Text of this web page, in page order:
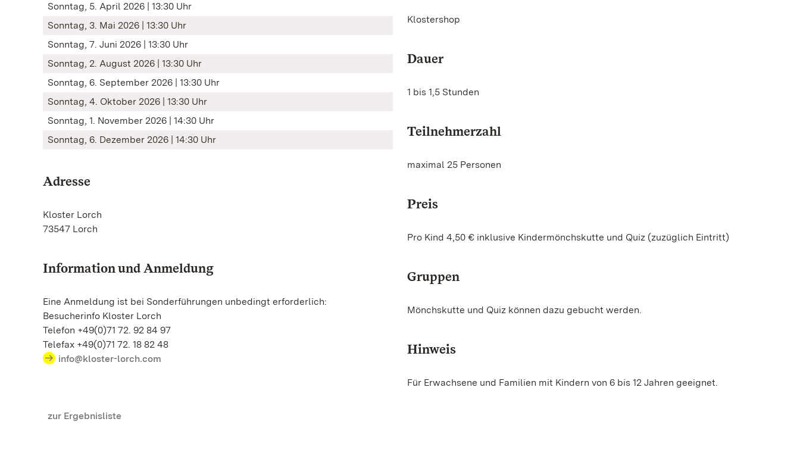
Sonntag, 5. April 2026 | 13:30 Uhr
Sonntag, 3. Mai 2026 | 13:30 Uhr
Sonntag, 7. Juni 2026 | 13:30 Uhr
Sonntag, 2. August 2026 | 13:30 Uhr
Sonntag, 6. September 2026 | 13:30 Uhr
Sonntag, 4. Oktober 2026 | 13:30 Uhr
Sonntag, 1. November 2026 | 14:30 Uhr
Sonntag, 6. Dezember 2026 | 14:30 Uhr
Adresse
Kloster Lorch
73547 Lorch
Information und Anmeldung
Eine Anmeldung ist bei Sonderführungen unbedingt erforderlich:
Besucherinfo Kloster Lorch
Telefon +49(0)71 72. 92 84 97
Telefax +49(0)71 72. 18 82 48
info@kloster-lorch.com
Klostershop
Dauer
1 bis 1,5 Stunden
Teilnehmerzahl
maximal 25 Personen
Preis
Pro Kind 4,50 € inklusive Kindermönchskutte und Quiz (zuzüglich Eintritt)
Gruppen
Mönchskutte und Quiz können dazu gebucht werden.
Hinweis
Für Erwachsene und Familien mit Kindern von 6 bis 12 Jahren geeignet.
zur Ergebnisliste